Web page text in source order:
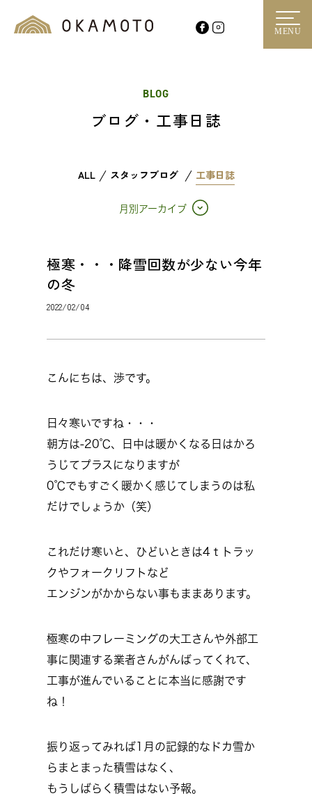
MENU
BLOG
ブログ・工事日誌
ALL スタッフブログ 工事日誌
月別アーカイブ
極寒・・・降雪回数が少ない今年
の冬
2022/02/04
こんにちは、渉です。
日々寒いですね・・・
朝方は-20℃、日中は暖かくなる日はかろ
うじてプラスになりますが
0℃でもすごく暖かく感じてしまうのは私
だけでしょうか（笑）
これだけ寒いと、ひどいときは4ｔトラッ
クやフォークリフトなど
エンジンがかからない事もままあります。
極寒の中フレーミングの大工さんや外部工
事に関連する業者さんがんばってくれて、
工事が進んでいることに本当に感謝です
ね！
振り返ってみれば1月の記録的なドカ雪か
らまとまった積雪はなく、
もうしばらく積雪はない予報。